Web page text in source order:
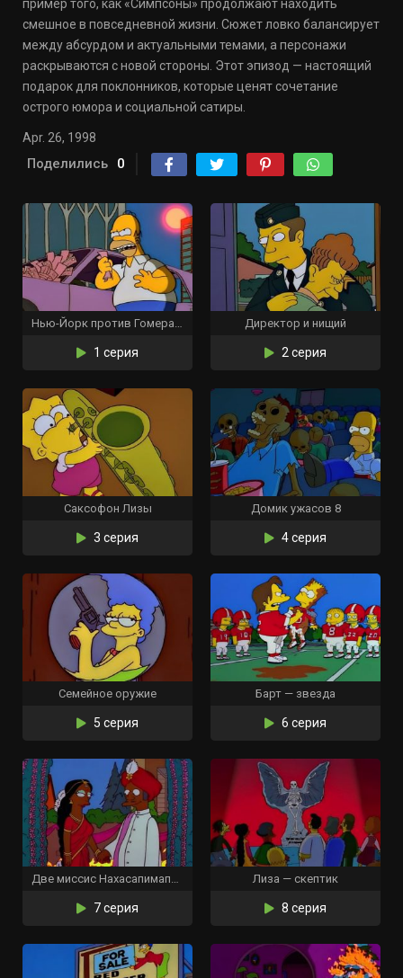
пример того, как «Симпсоны» продолжают находить
смешное в повседневной жизни. Сюжет ловко балансирует
между абсурдом и актуальными темами, а персонажи
раскрываются с новой стороны. Этот эпизод — настоящий
подарок для поклонников, которые ценят сочетание
острого юмора и социальной сатиры.
Apr. 26, 1998
Поделились 0
Нью-Йорк против Гомера Симпсона
1 серия
Директор и нищий
2 серия
Саксофон Лизы
3 серия
Домик ужасов 8
4 серия
Семейное оружие
5 серия
Барт — звезда
6 серия
Две миссис Нахасапимапитилон
7 серия
Лиза — скептик
8 серия